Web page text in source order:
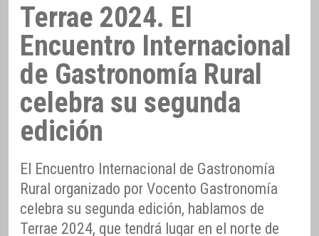
Terrae 2024. El
Encuentro Internacional
de Gastronomía Rural
celebra su segunda
edición
El Encuentro Internacional de Gastronomía
Rural organizado por Vocento Gastronomía
celebra su segunda edición, hablamos de
Terrae 2024, que tendrá lugar en el norte de